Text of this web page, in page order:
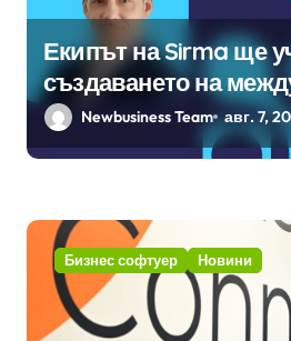
Екипът на Sirma ще
създаването на
стандарти за
изкуствен интелект в
Newbusiness Team авг. 7,
Бизнес софтуер Новини